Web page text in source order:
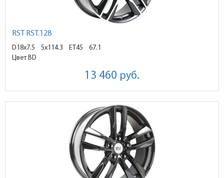
RST RST.128
D18x7.5 5x114.3 ET45
67.1
Цвет BD
13 460 руб.